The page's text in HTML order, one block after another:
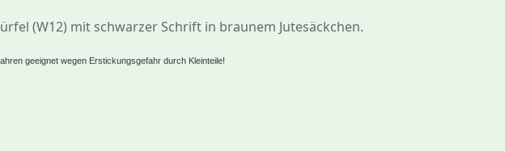
(W12) mit schwarzer Schrift in braunem Jutesäckchen.
geeignet wegen Erstickungsgefahr durch Kleinteile!